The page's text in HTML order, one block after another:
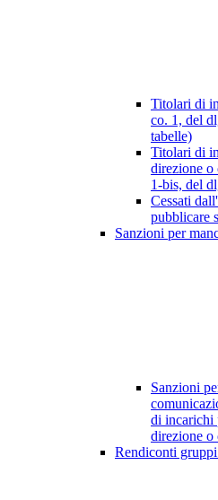
Titolari di
co. 1, del
tabelle)
Titolari di
direzione o
1-bis, del
Cessati
pubblicare
Sanzioni per
Sanzioni
di incarichi
direzione o
Rendiconti